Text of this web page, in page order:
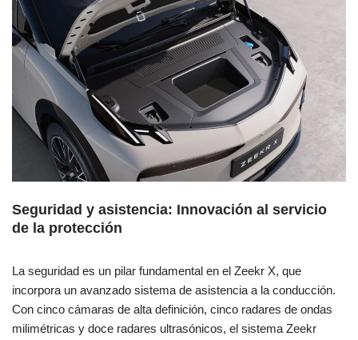
Seguridad y asistencia: Innovación al servicio
de la protección
La seguridad es un pilar fundamental en el Zeekr X, que
incorpora un avanzado sistema de asistencia a la conducción.
Con cinco cámaras de alta definición, cinco radares de ondas
milimétricas y doce radares ultrasónicos, el sistema Zeekr